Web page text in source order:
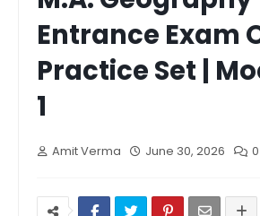
Entrance Exam
Practice Set |
1
Amit Verma June 30, 2026